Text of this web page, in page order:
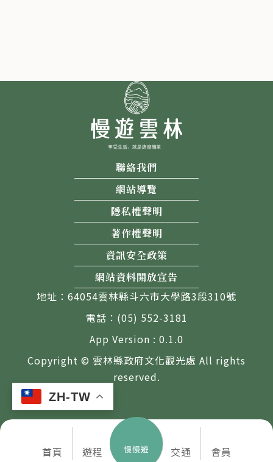
ZH-TW
首頁 遊程 慢慢遊 交通 會員
聯絡我們
網站導覽
隱私權聲明
著作權聲明
資訊安全政策
網站資料開放宣告
地址：64054雲林縣斗六市大學路3段310號
電話：(05) 552-3181
App Version : 0.1.0
Copyright © 雲林縣政府文化觀光處 All rights
reserved.